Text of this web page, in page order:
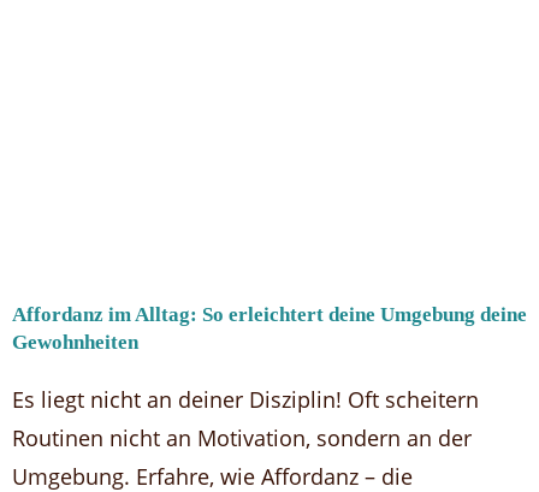
Affordanz im Alltag: So erleichtert deine Umgebung deine
Gewohnheiten
Es liegt nicht an deiner Disziplin! Oft scheitern
Routinen nicht an Motivation, sondern an der
Umgebung. Erfahre, wie Affordanz – die